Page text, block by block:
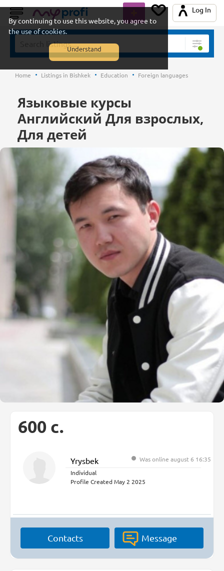
By continuing to use this website, you agree to
the use of cookies.
Understand
Log In
Home Listings in Bishkek Education Foreign languages
Языковые курсы
Английский Для взрослых,
Для детей
600 c.
Yrysbek
Was online august 6 16:35
Individual
Profile Created May 2 2025
Contacts Message